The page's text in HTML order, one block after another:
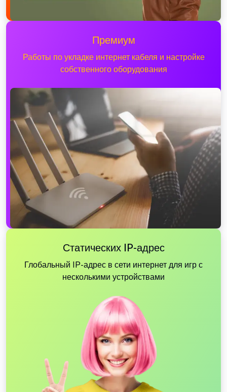
Премиум
Работы по укладке интернет кабеля и настройке
собственного оборудования
Статических IP-адрес
Глобальный IP-адрес в сети интернет для игр с
несколькими устройствами